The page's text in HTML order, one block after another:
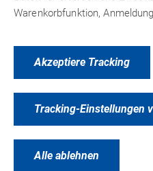
Araldite®2020
Warenkorbfunktion,
Akzeptiere Tracking
Tracking-Einstellungen
Alle ablehnen